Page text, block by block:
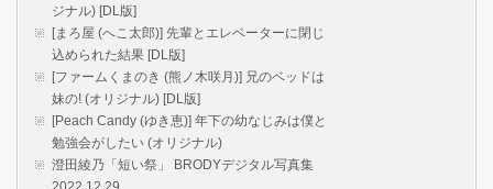
ジナル) [DL版]
[まろ屋 (へこ太郎)] 先輩とエレベーターに閉じ
込められた結果 [DL版]
[ファームくまのき (熊ノ木咲月)] 兄のベッドは
妹の! (オリジナル) [DL版]
[Peach Candy (ゆき恵)] 年下の幼なじみは僕と
勉強会がしたい (オリジナル)
澄田綾乃「短い祭」 BRODYデジタル写真集